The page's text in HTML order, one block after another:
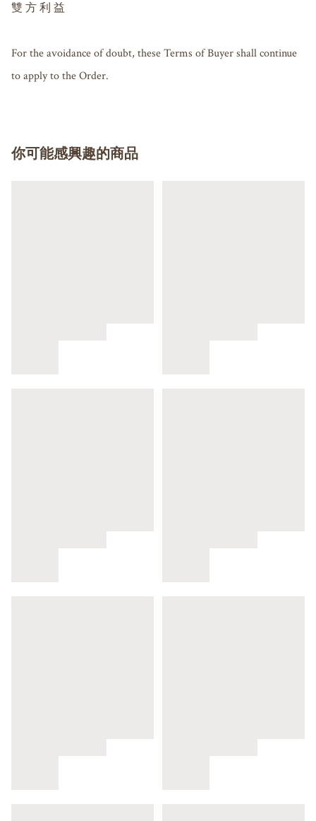
雙 方 利 益
For the avoidance of doubt, these Terms of Buyer shall continue
你可能感興趣的商品